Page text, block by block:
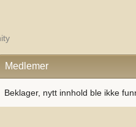
Medlemer
Beklager, nytt innhold ble ikke